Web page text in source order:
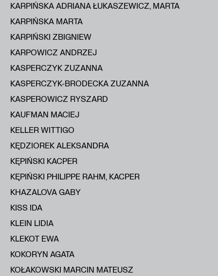
KARPIŃSKA ADRIANA ŁUKASZEWICZ, MARTA
KARPIŃSKA MARTA
KARPIŃSKI ZBIGNIEW
KARPOWICZ ANDRZEJ
KASPERCZYK ZUZANNA
KASPERCZYK-BRODECKA ZUZANNA
KASPEROWICZ RYSZARD
KAUFMAN MACIEJ
KELLER WITTIGO
KĘDZIOREK ALEKSANDRA
KĘPIŃSKI KACPER
KĘPIŃSKI PHILIPPE RAHM, KACPER
KHAZALOVA GABY
KISS IDA
KLEIN LIDIA
KLEKOT EWA
KOKORYN AGATA
KOŁAKOWSKI MARCIN MATEUSZ